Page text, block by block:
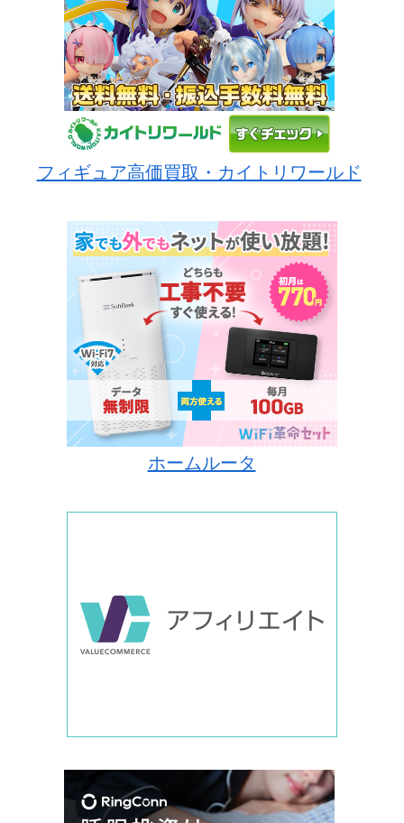
フィギュア高価買取・カイトリワールド
ホームルータ